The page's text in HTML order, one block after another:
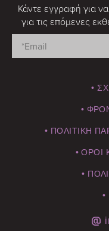
Κάντε εγγραφή για
για τις επόμενες
•
•
• ΠΟΛΙΤΙΚΗ
• ΟΡΟΙ
•
•